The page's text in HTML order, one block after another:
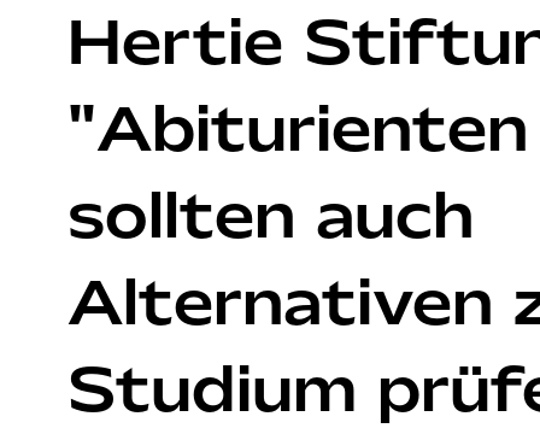
Hertie
"Abiturienten
sollten auch
Alternativen
Studium